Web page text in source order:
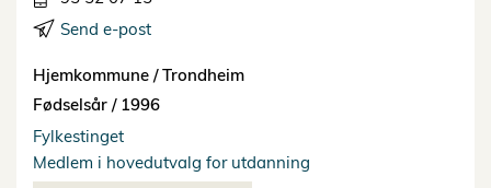
Send e-post
Hjemkommune /Trondheim
Fødselsår / 1996
Fylkestinget
Medlem i hovedutvalg for utdanning